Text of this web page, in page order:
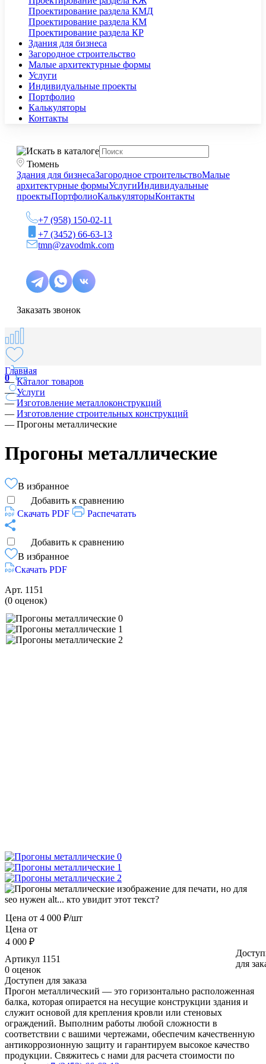
Проектирование раздела КМД
Проектирование раздела КМ
Проектирование раздела КР
Здания для бизнеса
Загородное строительство
Малые архитектурные формы
Услуги
Индивидуальные проекты
Портфолио
Калькуляторы
Контакты
Тюмень
Здания для бизнесаЗагородное строительствоМалые
архитектурные формыУслугиИндивидуальные
проектыПортфолиоКалькуляторыКонтакты
+7 (958) 150-02-11
+7 (3452) 66-63-13
tmn@zavodmk.com
Заказать звонок
0
Главная
—Каталог товаров
—Услуги
—Изготовление металлоконструкций
— Изготовление строительных конструкций
— Прогоны металлические
Прогоны металлические
В избранное
Добавить к сравнению
Скачать PDF
Распечатать
Добавить к сравнению
В избранное
Скачать PDF
Арт. 1151
(0 оценок)
Цена от 4 000 ₽/шт
Цена от
4 000 ₽
для
Артикул 1151
0 оценок
Доступен для заказа
Прогон металлический — это горизонтально расположенная
балка, которая опирается на несущие конструкции здания и
служит основой для крепления кровли или стеновых
ограждений. Выполним работы любой сложности в
соответствии с вашими чертежами, обеспечим качественную
антикоррозионную защиту и гарантируем высокое качество
продукции. Свяжитесь с нами для расчета стоимости по